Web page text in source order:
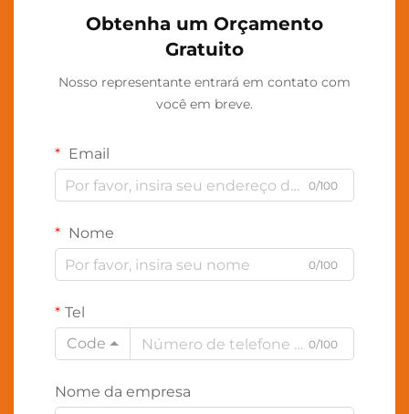
Obtenha um Orçamento
Gratuito
Nosso representante entrará em contato com
você em breve.
Email
0/100
Nome
0/100
Tel
Code
0/100
Nome da empresa